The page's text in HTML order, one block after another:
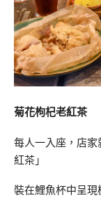
菊花枸杞老紅茶
每人一入座，店
紅茶」
裝在鯉魚杯中呈